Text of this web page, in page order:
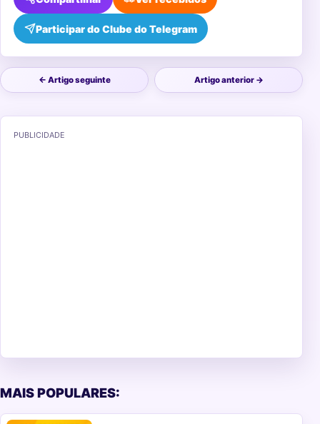
Participar do Clube do Telegram
← Artigo seguinte Artigo anterior →
PUBLICIDADE
MAIS POPULARES: